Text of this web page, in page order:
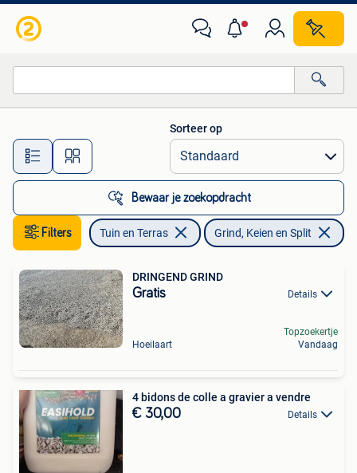
Alle afstanden…
Sorteer op
Bewaar je zoekopdracht
Filters Tuin en Terras Grind, Keien en Split
DRINGEND GRIND
Gratis Details
Hoeilaart
Topzoekertje
Vandaag
4 bidons de colle a gravier a vendre
€ 30,00 Details